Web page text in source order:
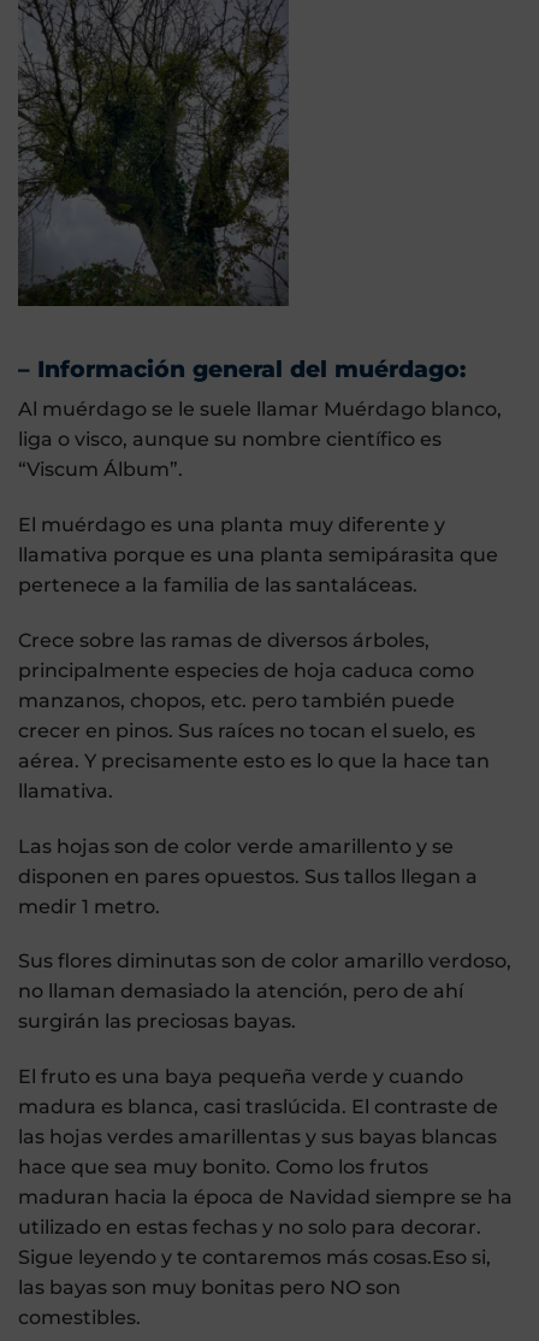
– Información general del muérdago:
Al muérdago se le suele llamar Muérdago blanco,
liga o visco, aunque su nombre científico es
“Viscum Álbum”.
El muérdago es una planta muy diferente y
llamativa porque es una planta semipárasita que
pertenece a la familia de las santaláceas.
Crece sobre las ramas de diversos árboles,
principalmente especies de hoja caduca como
manzanos, chopos, etc. pero también puede
crecer en pinos. Sus raíces no tocan el suelo, es
aérea. Y precisamente esto es lo que la hace tan
llamativa.
Las hojas son de color verde amarillento y se
disponen en pares opuestos. Sus tallos llegan a
medir 1 metro.
Sus flores diminutas son de color amarillo verdoso,
no llaman demasiado la atención, pero de ahí
surgirán las preciosas bayas.
El fruto es una baya pequeña verde y cuando
madura es blanca, casi traslúcida. El contraste de
las hojas verdes amarillentas y sus bayas blancas
hace que sea muy bonito. Como los frutos
maduran hacia la época de Navidad siempre se ha
utilizado en estas fechas y no solo para decorar.
Sigue leyendo y te contaremos más cosas.Eso si,
las bayas son muy bonitas pero NO son
comestibles.